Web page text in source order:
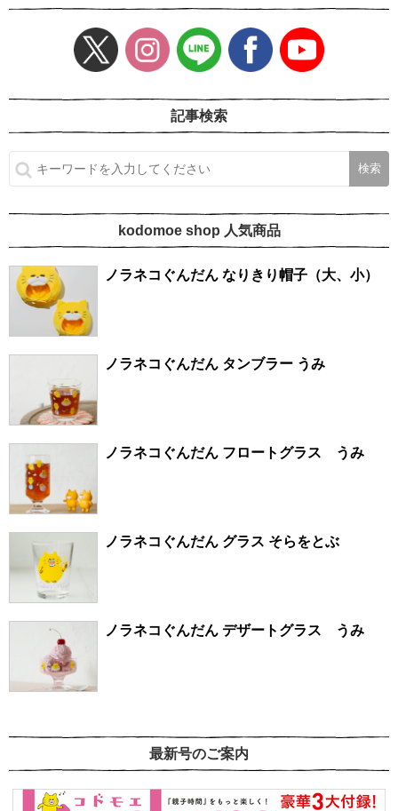
記事検索
kodomoe shop 人気商品
ノラネコぐんだん なりきり帽子（大、小）
ノラネコぐんだん タンブラー うみ
ノラネコぐんだん フロートグラス うみ
ノラネコぐんだん グラス そらをとぶ
ノラネコぐんだん デザートグラス うみ
最新号のご案内